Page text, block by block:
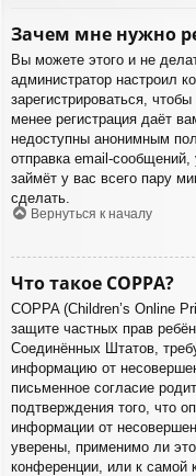
Зачем мне нужно
Вы можете этого и не
администратор настроил
зарегистрироваться,
менее регистрация даёт
недоступны анонимным
отправка email-сообщений,
займёт у вас всего пару
сделать.
Вернуться к началу
Что такое COPPA?
COPPA (Children’s Online
защите частных прав
Соединённых Штатов,
информацию от
письменное согласие
подтверждения того, что
информации от
уверены, применимо ли
конференции, или к самой